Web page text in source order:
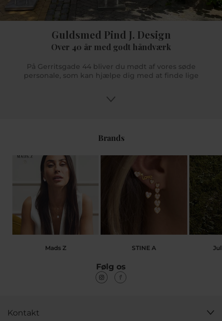
Guldsmed Pind J. Design
Over 40 år med godt håndværk
På Gerritsgade 44 bliver du mødt af vores søde
personale, som kan hjælpe dig med at finde lige
dig med at bestille det hjem til dig hvis det er noget
Design eller online på www.pindj.dk.
Brands
Mads Z STINE A
Følg os
Kontakt